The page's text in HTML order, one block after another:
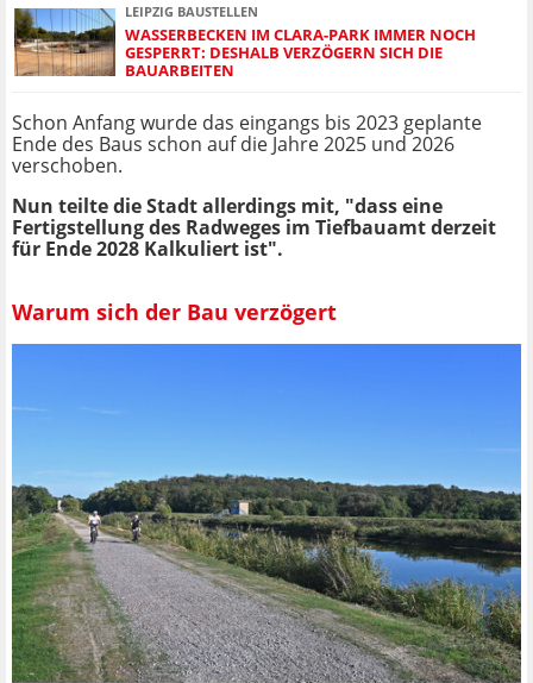
LEIPZIG BAUSTELLEN
WASSERBECKEN IM CLARA-PARK IMMER NOCH
GESPERRT: DESHALB VERZÖGERN SICH DIE
BAUARBEITEN
Schon Anfang wurde das eingangs bis 2023 geplante
Ende des Baus schon auf die Jahre 2025 und 2026
verschoben.
Nun teilte die Stadt allerdings mit, "dass eine
Fertigstellung des Radweges im Tiefbauamt derzeit
für Ende 2028 Kalkuliert ist".
Warum sich der Bau verzögert